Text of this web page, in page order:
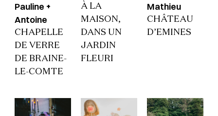
Pauline +
Antoine
CHAPELLE
DE VERRE
DE BRAINE-
LE-COMTE
À LA
MAISON,
DANS UN
JARDIN
FLEURI
Mathieu
CHÂTEAU
D’EMINES